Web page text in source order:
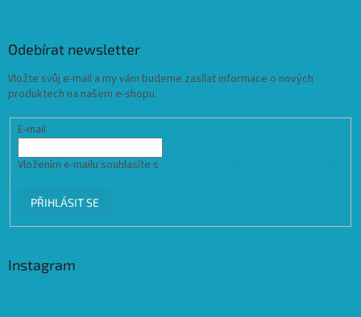
Odebírat newsletter
Vložte svůj e-mail a my vám budeme zasílat informace o nových
produktech na našem e-shopu.
E-mail
Vložením e-mailu souhlasíte s
PŘIHLÁSIT SE
Instagram